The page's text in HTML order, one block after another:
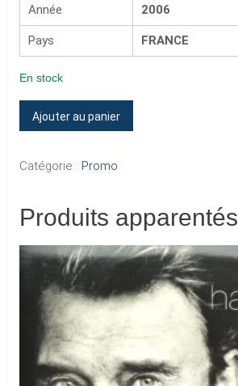
Année 2006
Pays FRANCE
En stock
quantité
de
STAR
duo
Fabrice
Luchini
Promo
11111)
Ajouter au panier
Catégorie : Promo
Produits apparentés